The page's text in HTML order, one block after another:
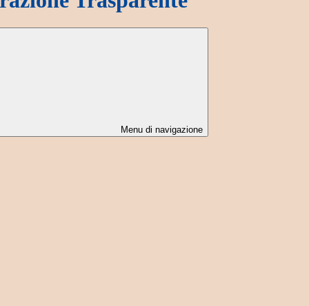
Menu di navigazione